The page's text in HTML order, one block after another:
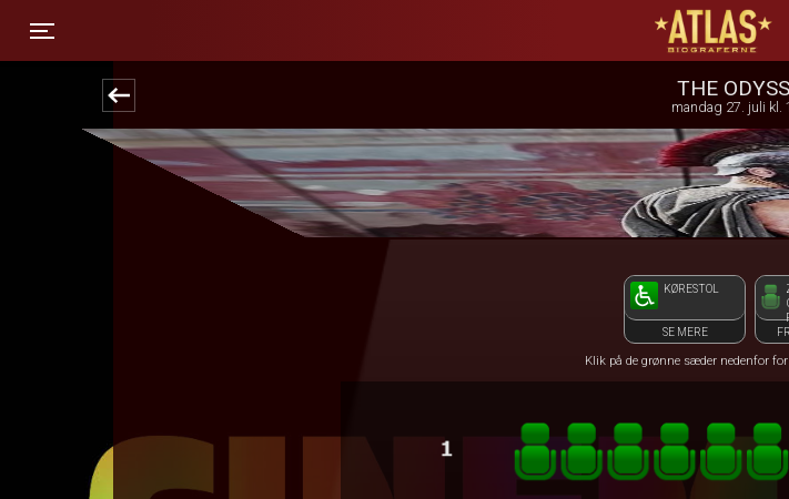
ATLAS
THE
mandag 27. juli kl.
KØRESTOL
SE MERE
Klik på de grønne sæder nedenfor
1step-front02